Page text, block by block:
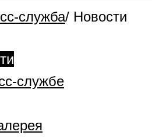
служба/ Новости
службе